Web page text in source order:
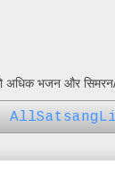
अधिक भजन और